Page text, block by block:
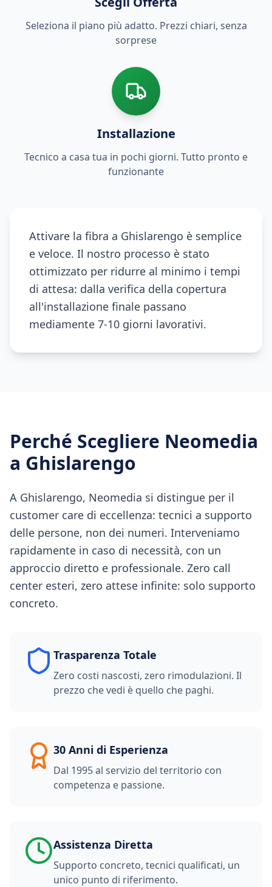
Seleziona il piano più adatto. Prezzi chiari, senza
sorprese
Installazione
Tecnico a casa tua in pochi giorni. Tutto pronto e
funzionante
Attivare la fibra a Ghislarengo è semplice
e veloce. Il nostro processo è stato
ottimizzato per ridurre al minimo i tempi
di attesa: dalla verifica della copertura
all'installazione finale passano
mediamente 7-10 giorni lavorativi.
Perché Scegliere Neomedia
a Ghislarengo
A Ghislarengo, Neomedia si distingue per il
customer care di eccellenza: tecnici a supporto
delle persone, non dei numeri. Interveniamo
rapidamente in caso di necessità, con un
approccio diretto e professionale. Zero call
center esteri, zero attese infinite: solo supporto
concreto.
Trasparenza Totale
Zero costi nascosti, zero rimodulazioni. Il
prezzo che vedi è quello che paghi.
30 Anni di Esperienza
Dal 1995 al servizio del territorio con
competenza e passione.
Assistenza Diretta
Supporto concreto, tecnici qualificati, un
unico punto di riferimento.